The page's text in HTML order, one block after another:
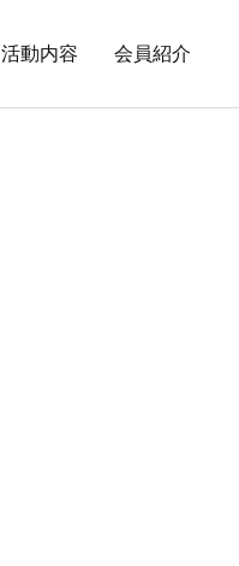
活動内容 会員紹介